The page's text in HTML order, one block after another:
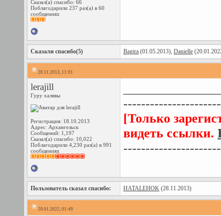
Сказал(а) спасибо: 66
Поблагодарили 237 раз(а) в 60
сообщениях
Сказали спасибо(5) Bagira (01.05.2013), Danielle
28.11.2013, 11:01
lerajill
Гуру халявы
Регистрация: 18.10.2013
Адрес: Архангельск
Сообщений: 1,197
Сказал(а) спасибо: 10,022
Поблагодарили 4,230 раз(а) в 991
сообщениях
[Только
видеть ссылки.
Пользователь сказал cпасибо: HATALEHOK (28.11.2013)
20.01.2022, 01:49